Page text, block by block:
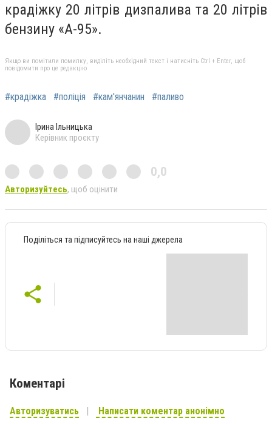
крадіжку 20 літрів дизпалива та 20 літрів
бензину «А-95».
Якщо ви помітили помилку, виділіть необхідний текст і натисніть Ctrl + Enter, щоб
повідомити про це редакцію
#крадіжка #поліція #кам'янчанин #паливо
Ірина Ільницька
Керівник проєкту
0,0
Авторизуйтесь, щоб оцінити
Поділіться та підписуйтесь на наші джерела
Коментарі
Авторизуватись Написати коментар анонімно